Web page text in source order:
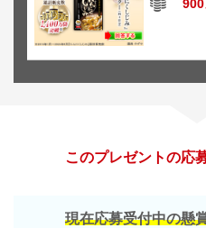
このプレゼントの応
現在応募受付中の懸